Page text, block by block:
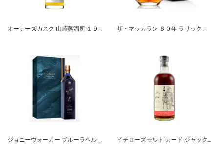
オーナーズカスク 山崎蒸溜所 １９９６-２００９ バーレル サントリーシングルカスクウイスキー ザ・マッカラン ６０年 ラリック シックスピラーズコレクション
ジョニーウォーカー ブルーラベル ブローラ・アンド・レア イチローズモルト カード ジャック・オブ・スペーズ